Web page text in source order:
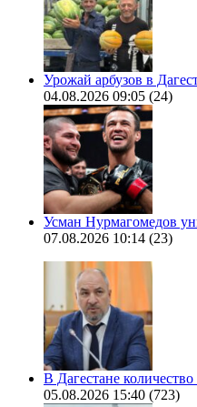
Урожай арбузов в
04.08.2026 09:05 (24)
Усман Нурмагомедов
07.08.2026 10:14 (23)
В Дагестане
05.08.2026 15:40 (723)